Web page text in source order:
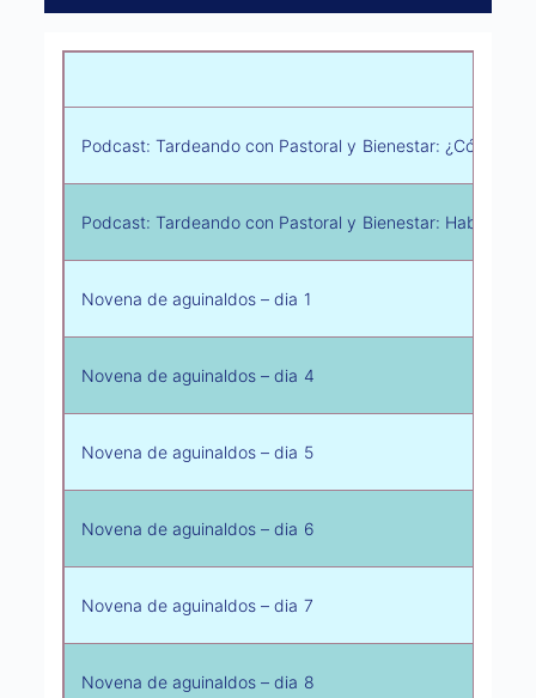
Podcast: Tardeando con Pastoral y Bienestar: ¿Cómo
Podcast: Tardeando con Pastoral y Bienestar: Hablemos
Novena de aguinaldos – dia 1
Novena de aguinaldos – dia 4
Novena de aguinaldos – dia 5
Novena de aguinaldos – dia 6
Novena de aguinaldos – dia 7
Novena de aguinaldos – dia 8